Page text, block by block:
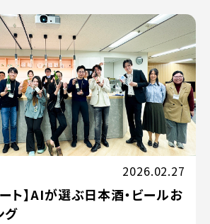
2026.02.27
ト】AIが選ぶ日本酒・ビールお
グ